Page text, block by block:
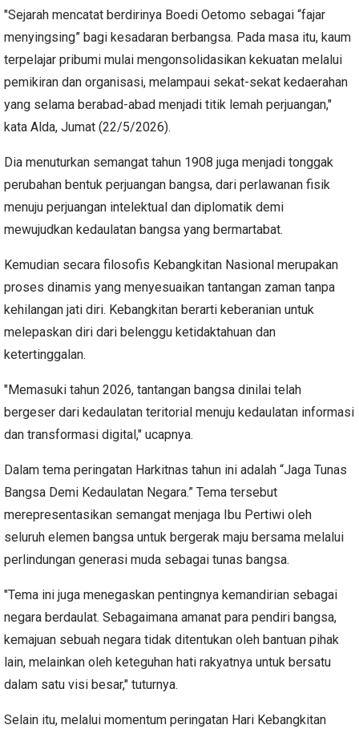
"Sejarah mencatat berdirinya Boedi Oetomo sebagai “fajar
menyingsing” bagi kesadaran berbangsa. Pada masa itu, kaum
terpelajar pribumi mulai mengonsolidasikan kekuatan melalui
pemikiran dan organisasi, melampaui sekat-sekat kedaerahan
yang selama berabad-abad menjadi titik lemah perjuangan,"
kata Alda, Jumat (22/5/2026).
Dia menuturkan semangat tahun 1908 juga menjadi tonggak
perubahan bentuk perjuangan bangsa, dari perlawanan fisik
menuju perjuangan intelektual dan diplomatik demi
mewujudkan kedaulatan bangsa yang bermartabat.
Kemudian secara filosofis Kebangkitan Nasional merupakan
proses dinamis yang menyesuaikan tantangan zaman tanpa
kehilangan jati diri. Kebangkitan berarti keberanian untuk
melepaskan diri dari belenggu ketidaktahuan dan
ketertinggalan.
"Memasuki tahun 2026, tantangan bangsa dinilai telah
bergeser dari kedaulatan teritorial menuju kedaulatan informasi
dan transformasi digital," ucapnya.
Dalam tema peringatan Harkitnas tahun ini adalah “Jaga Tunas
Bangsa Demi Kedaulatan Negara.” Tema tersebut
merepresentasikan semangat menjaga Ibu Pertiwi oleh
seluruh elemen bangsa untuk bergerak maju bersama melalui
perlindungan generasi muda sebagai tunas bangsa.
"Tema ini juga menegaskan pentingnya kemandirian sebagai
negara berdaulat. Sebagaimana amanat para pendiri bangsa,
kemajuan sebuah negara tidak ditentukan oleh bantuan pihak
lain, melainkan oleh keteguhan hati rakyatnya untuk bersatu
dalam satu visi besar," tuturnya.
Selain itu, melalui momentum peringatan Hari Kebangkitan